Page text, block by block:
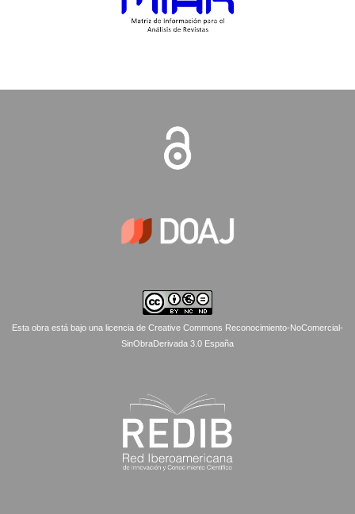
Esta obra está bajo una licencia de Creative Commons Reconocimiento-NoComercial-
SinObraDerivada 3.0 España